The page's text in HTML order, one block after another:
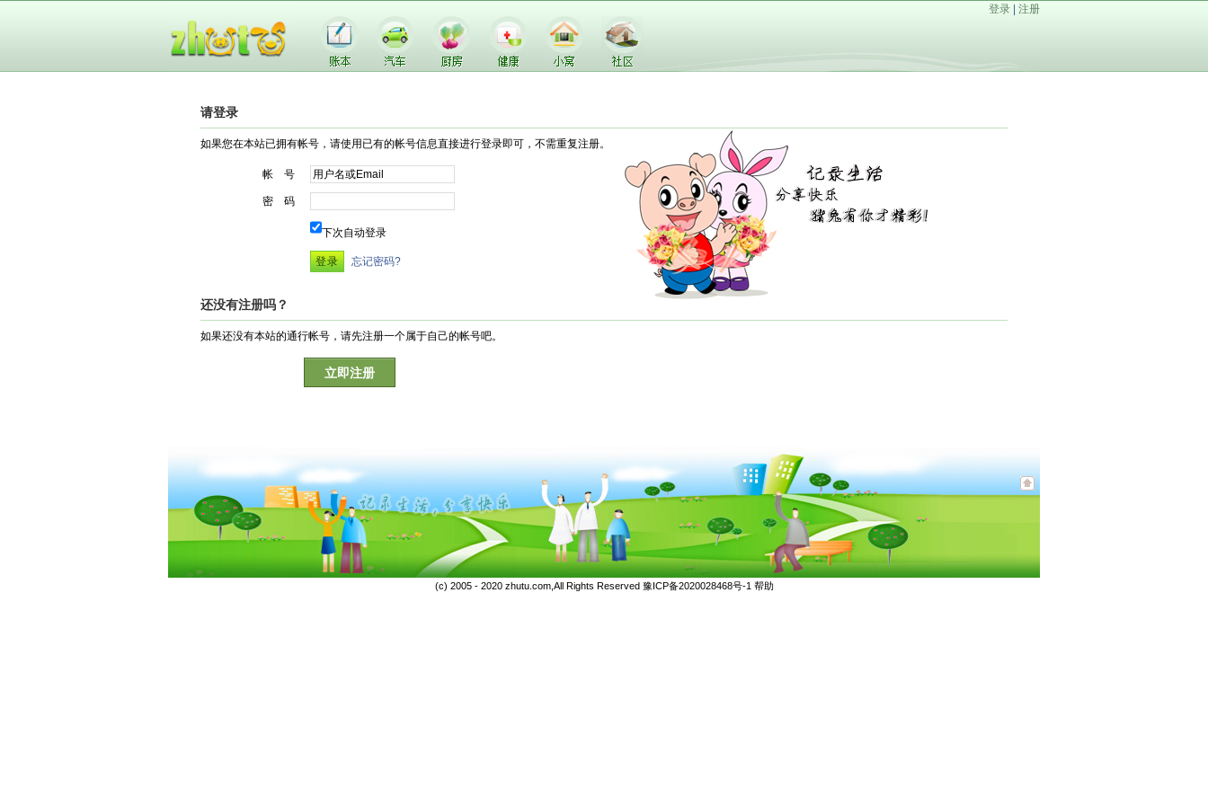
登录 注册
请登录
如果您在本站已拥有帐号，请使用已有的帐号信息直接进行登录即可，不需重复注册。
帐 号
密 码
下次自动登录
忘记密码?
还没有注册吗？
如果还没有本站的通行帐号，请先注册一个属于自己的帐号吧。
立即注册
(c) 2005 - 2020 zhutu.com,All Rights Reserved 豫ICP备2020028468号-1 帮助